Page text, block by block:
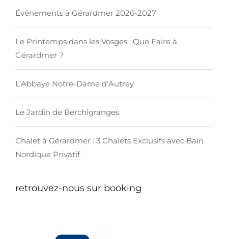
Événements à Gérardmer 2026-2027
Le Printemps dans les Vosges : Que Faire à
Gérardmer ?
L’Abbaye Notre-Dame d’Autrey
Le Jardin de Berchigranges
Chalet à Gérardmer : 3 Chalets Exclusifs avec Bain
Nordique Privatif
retrouvez-nous sur booking